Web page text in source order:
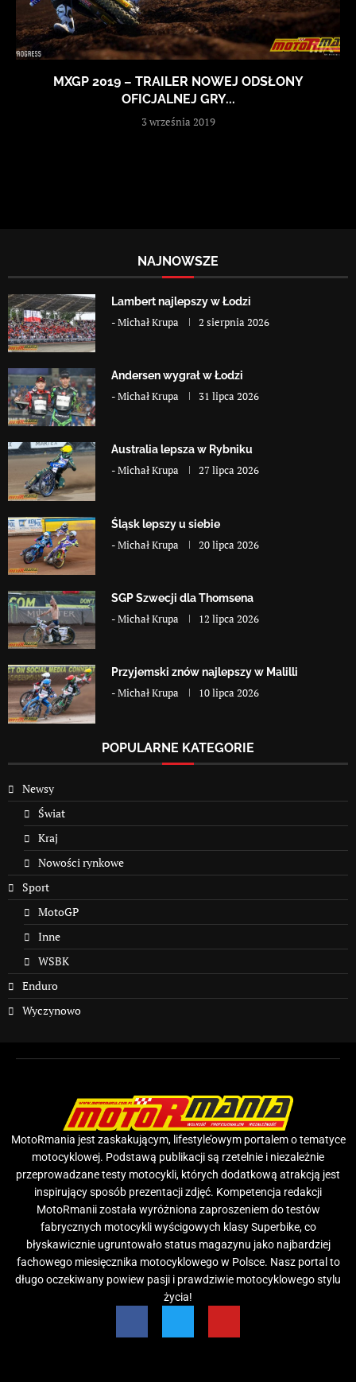
MXGP 2019 – TRAILER NOWEJ ODSŁONY
OFICJALNEJ GRY...
3 września 2019
NAJNOWSZE
Lambert najlepszy w Łodzi
-Michał Krupa 2 sierpnia 2026
Andersen wygrał w Łodzi
-Michał Krupa 31 lipca 2026
Australia lepsza w Rybniku
-Michał Krupa 27 lipca 2026
Śląsk lepszy u siebie
-Michał Krupa 20 lipca 2026
SGP Szwecji dla Thomsena
-Michał Krupa 12 lipca 2026
Przyjemski znów najlepszy w Malilli
-Michał Krupa 10 lipca 2026
POPULARNE KATEGORIE
Newsy
Świat
Kraj
Nowości rynkowe
Sport
MotoGP
Inne
WSBK
Enduro
Wyczynowo
MotoRmania jest zaskakującym, lifestyle’owym portalem o tematyce
motocyklowej. Podstawą publikacji są rzetelnie i niezależnie
przeprowadzane testy motocykli, których dodatkową atrakcją jest
inspirujący sposób prezentacji zdjęć. Kompetencja redakcji
MotoRmanii została wyróżniona zaproszeniem do testów
fabrycznych motocykli wyścigowych klasy Superbike, co
błyskawicznie ugruntowało status magazynu jako najbardziej
fachowego miesięcznika motocyklowego w Polsce. Nasz portal to
długo oczekiwany powiew pasji i prawdziwie motocyklowego stylu
życia!